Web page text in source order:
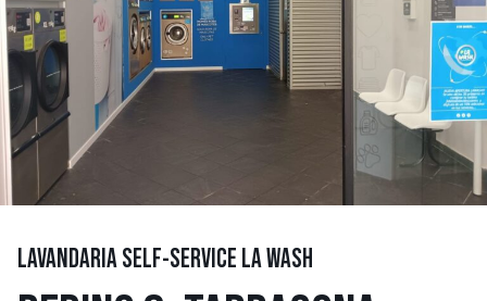
LAVANDARIA SELF-SERVICE LA WASH